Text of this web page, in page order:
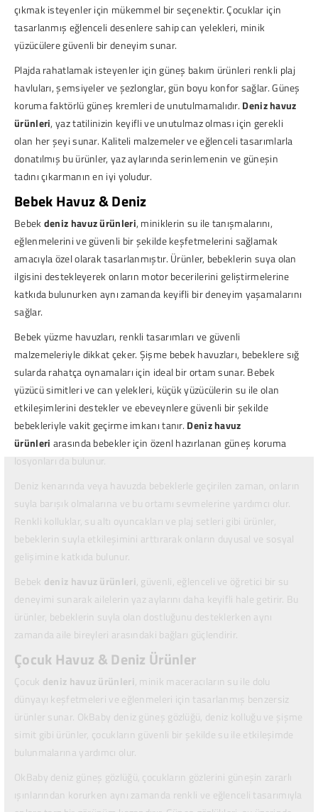
çıkmak isteyenler için mükemmel bir seçenektir. Çocuklar için
tasarlanmış eğlenceli desenlere sahip can yelekleri, minik
yüzücülere güvenli bir deneyim sunar.
Plajda rahatlamak isteyenler için güneş bakım ürünleri renkli plaj
havluları, şemsiyeler ve şezlonglar, gün boyu konfor sağlar. Güneş
koruma faktörlü güneş kremleri de unutulmamalıdır. Deniz havuz
ürünleri, yaz tatilinizin keyifli ve unutulmaz olması için gerekli
olan her şeyi sunar. Kaliteli malzemeler ve eğlenceli tasarımlarla
donatılmış bu ürünler, yaz aylarında serinlemenin ve güneşin
tadını çıkarmanın en iyi yoludur.
Bebek Havuz & Deniz
Bebekdeniz havuz ürünleri, miniklerin su ile tanışmalarını,
eğlenmelerini ve güvenli bir şekilde keşfetmelerini sağlamak
amacıyla özel olarak tasarlanmıştır. Ürünler, bebeklerin suya olan
ilgisini destekleyerek onların motor becerilerini geliştirmelerine
katkıda bulunurken aynı zamanda keyifli bir deneyim yaşamalarını
sağlar.
Bebek yüzme havuzları, renkli tasarımları ve güvenli
malzemeleriyle dikkat çeker. Şişme bebek havuzları, bebeklere sığ
sularda rahatça oynamaları için ideal bir ortam sunar. Bebek
yüzücü simitleri ve can yelekleri, küçük yüzücülerin su ile olan
etkileşimlerini destekler ve ebeveynlere güvenli bir şekilde
bebekleriyle vakit geçirme imkanı tanır. Deniz havuz
ürünleri arasında bebekler için özenl hazırlanan güneş koruma
losyonları da bulunur.
Deniz kenarında veya havuzda bebeklerle geçirilen zaman, onların
suyla barışık olmalarına ve bu ortamı sevmelerine yardımcı olur.
Renkli kolluklar, su altı oyuncakları ve plaj setleri gibi ürünler,
bebeklerin suyla etkileşimini arttırarak onların duyusal ve sosyal
gelişimine katkıda bulunur.
Bebek deniz havuz ürünleri, güvenli, eğlenceli ve öğretici bir su
deneyimi sunarak ailelerin yaz aylarını daha keyifli hale getirir. Bu
ürünler, bebeklerin suyla olan dostluğunu desteklerken aynı
zamanda aile bireyleri arasındaki bağları güçlendirir.
Çocuk Havuz & Deniz Ürünler
Çocuk deniz havuz ürünleri, minik maceracıların su ile dolu
dünyayı keşfetmeleri ve eğlenmeleri için tasarlanmış benzersiz
ürünler sunar. OkBaby deniz güneş gözlüğü, deniz kolluğu ve şişme
simit gibi ürünler, çocukların güvenli bir şekilde su ile etkileşimde
bulunmalarına yardımcı olur.
OkBaby deniz güneş gözlüğü, çocukların gözlerini güneşin zararlı
ışınlarından korurken aynı zamanda renkli ve eğlenceli tasarımıyla